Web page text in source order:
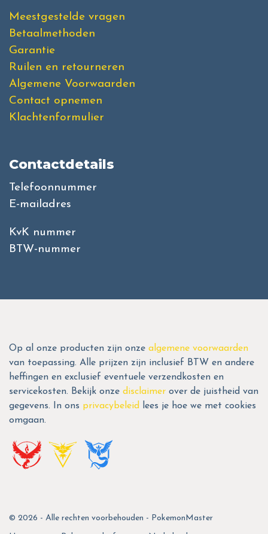
Meestgestelde vragen
Betaalmethoden
Garantie
Ruilen en retourneren
Algemene Voorwaarden
Contact opnemen
Klachtenformulier
Contactdetails
Telefoonnummer
E-mailadres
KvK nummer
BTW-nummer
Op al onze producten zijn onze algemene voorwaarden
van toepassing. Alle prijzen zijn inclusief BTW en andere
heffingen en exclusief eventuele verzendkosten en
servicekosten. Bekijk onze disclaimer over de juistheid van
gegevens. In ons privacybeleid
lees je hoe we met cookies
omgaan.
© 2026 - Alle rechten voorbehouden - PokemonMaster